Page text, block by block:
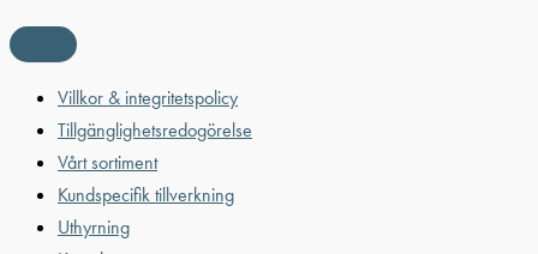
Villkor & integritetspolicy
Tillgänglighetsredogörelse
Vårt sortiment
Kundspecifik tillverkning
Uthyrning